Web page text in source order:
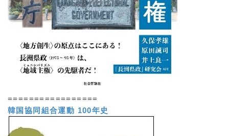
=================
韓国協同組合運動 100年史